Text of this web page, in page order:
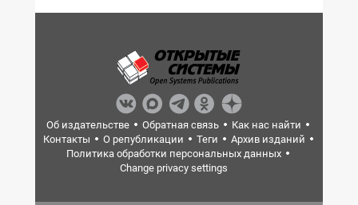
Об издательстве Обратная связь
Как нас найти
Контакты
О републикации Теги
Архив изданий
Политика обработки персональных данных
Change privacy settings